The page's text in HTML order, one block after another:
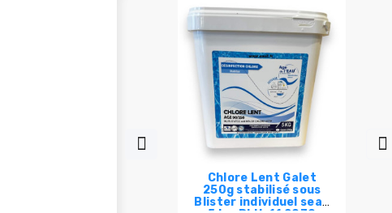
Chlore Lent Galet
250g stabilisé sous
Blister individuel seau